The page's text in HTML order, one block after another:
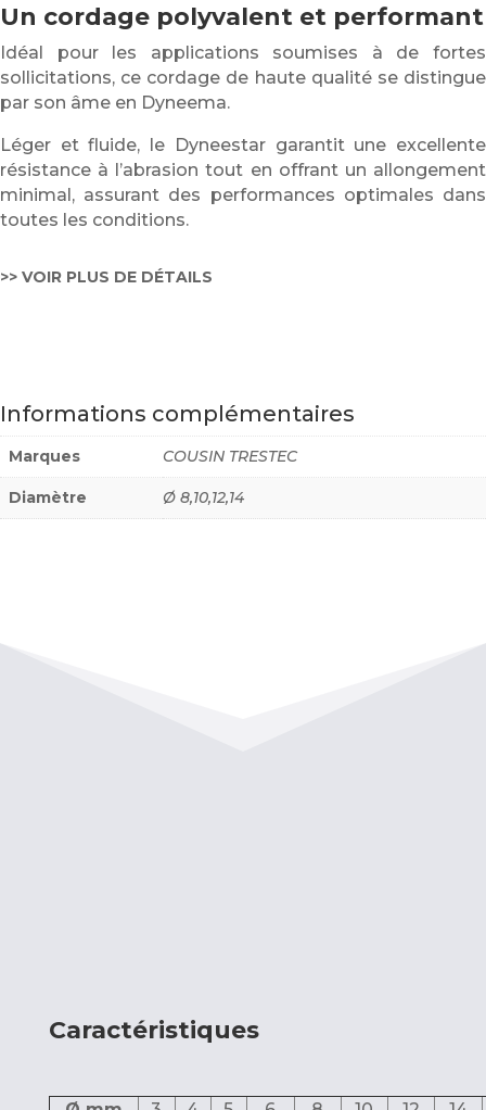
Un cordage polyvalent et performant
Idéal pour les applications soumises à de fortes
sollicitations, ce cordage de haute qualité se distingue
par son âme en Dyneema.
Léger et fluide, le Dyneestar garantit une excellente
résistance à l’abrasion tout en offrant un allongement
minimal, assurant des performances optimales dans
toutes les conditions.
>> VOIR PLUS DE DÉTAILS
Informations complémentaires
Marques COUSIN TRESTEC
Diamètre Ø 8,10,12,14
Caractéristiques